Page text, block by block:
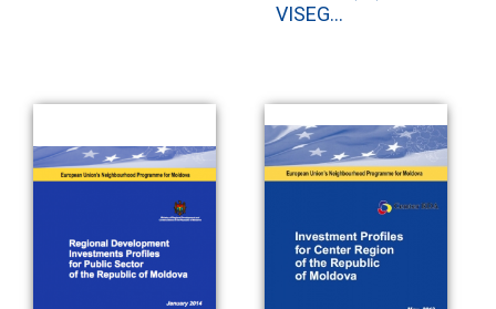
VISEG...